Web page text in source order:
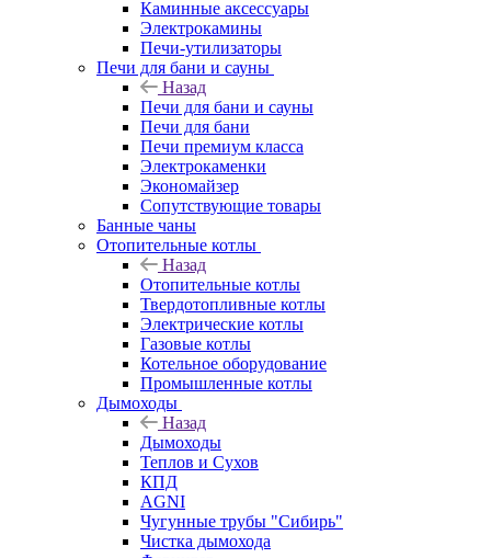
Каминные аксессуары
Электрокамины
Печи-утилизаторы
Печи для бани и сауны
Назад
Печи для бани и сауны
Печи для бани
Печи премиум класса
Электрокаменки
Экономайзер
Сопутствующие товары
Банные чаны
Отопительные котлы
Назад
Отопительные котлы
Твердотопливные котлы
Электрические котлы
Газовые котлы
Котельное оборудование
Промышленные котлы
Дымоходы
Назад
Дымоходы
Теплов и Сухов
КПД
AGNI
Чугунные трубы "Сибирь"
Чистка дымохода